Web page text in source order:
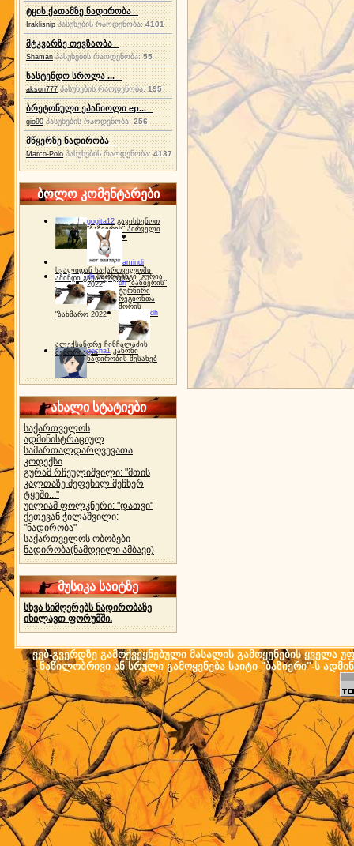
ტყის ქათამზე ნადირობა
Iraklisnip პასუხების რაოდენობა: 4101
მტკვარზე თევზაობა
Shaman პასუხების რაოდენობა:55
სასტენდო სროლა ...
akson777 პასუხების რაოდენობა:195
ბრეტონული ეპანიოლი ep...
gio90 პასუხების რაოდენობა:256
მწყერზე ნადირობა
Marco-Polo პასუხების რაოდენობა:4137
ბოლო კომენტარები
gogita12 გავიხსენოთ
"ბაზიერის" პირველი
ტურნირი ❤
amindi
ხვალიდან საქართველოში
ამინდი გაუარესდება
dh სპორტინგი "გურია
2022"
dh "ბაზიერის"
ტურნირი
რეგიონთა
შორის
"ბახმარო 2022"
dh
ალექსანდრე ჩინჩალაძის
მემორიალიgocha1 კანონი
ნადირობის შესახებ
ახალი სტატიები
საქართველოს
ადმინისტრაციულ
სამართალდარღვევათა
კოდექსი
გურამ რჩეულიშვილი: "მთის
კალთაზე შეფენილ მეჩხერ
ტყეში..."
უილიამ ფოლკნერი: "დათვი"
ქეთევან ჭილაშვილი:
"ნადირობა"
საქართველოს ობობები
ნადირობა(ნამდვილი ამბავი)
მუსიკა საიტზე
სხვა სიმღერებს ნადირობაზე
იხილავთ ფორუმში.
ვებ-გვერდზე გამოქვეყნებული მასალის გამოყენების ყველა
ნაწილობრივი ან სრული გამოყენება საიტი "ბაზიერი"-ს